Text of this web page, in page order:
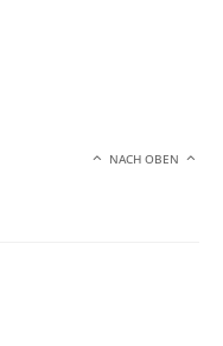
NACH OBEN